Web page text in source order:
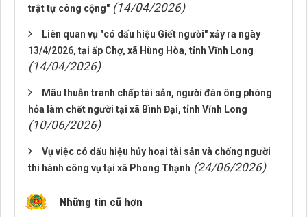
trật tự công cộng" (14/04/2026)
Liên quan vụ "có dấu hiệu Giết người" xảy ra ngày
13/4/2026, tại ấp Chợ, xã Hùng Hòa, tỉnh Vĩnh Long
(14/04/2026)
Mâu thuẫn tranh chấp tài sản, người đàn ông phóng
hỏa làm chết người tại xã Bình Đại, tỉnh Vĩnh Long
(10/06/2026)
Vụ việc có dấu hiệu hủy hoại tài sản và chống người
thi hành công vụ tại xã Phong Thạnh (24/06/2026)
Những tin cũ hơn